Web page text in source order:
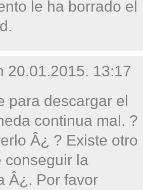
le ha borrado el
20.01.2015. 13:17
para descargar el
continua mal. ?
Â¿ ? Existe otro
conseguir la
Â¿. Por favor